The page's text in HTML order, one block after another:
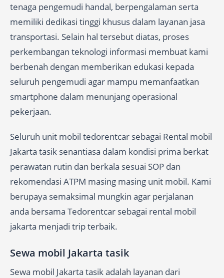
tenaga pengemudi handal, berpengalaman serta
memiliki dedikasi tinggi khusus dalam layanan jasa
transportasi. Selain hal tersebut diatas, proses
perkembangan teknologi informasi membuat kami
berbenah dengan memberikan edukasi kepada
seluruh pengemudi agar mampu memanfaatkan
smartphone dalam menunjang operasional
pekerjaan.
Seluruh unit mobil tedorentcar sebagai Rental mobil
Jakarta tasik senantiasa dalam kondisi prima berkat
perawatan rutin dan berkala sesuai SOP dan
rekomendasi ATPM masing masing unit mobil. Kami
berupaya semaksimal mungkin agar perjalanan
anda bersama Tedorentcar sebagai rental mobil
jakarta menjadi trip terbaik.
Sewa mobil Jakarta tasik
Sewa mobil Jakarta tasik adalah layanan dari